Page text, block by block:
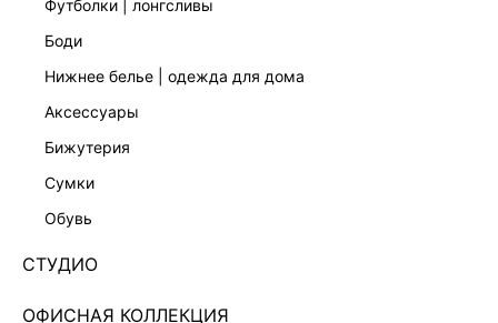
футболки | лонгсливы
боди
нижнее белье | одежда для дома
аксессуары
бижутерия
сумки
обувь
СТУДИО
ОФИСНАЯ КОЛЛЕКЦИЯ
Нет в наличии
ЦВЕТ:СЕРЫЙ